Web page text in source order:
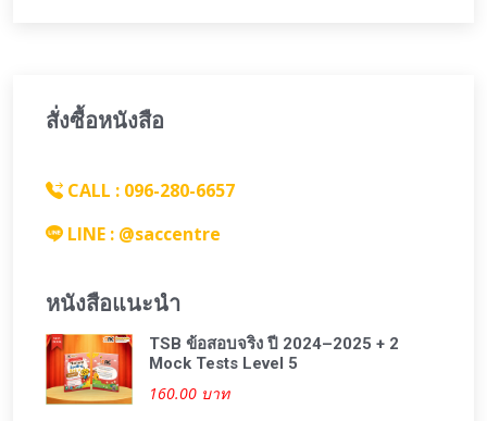
สั่งซื้อหนังสือ
CALL : 096-280-6657
LINE : @saccentre
หนังสือแนะนำ
TSB ข้อสอบจริง ปี 2024–2025 + 2
Mock Tests Level 5
160.00 บาท